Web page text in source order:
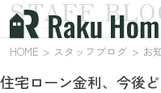
スタッフブログ
STAFF
HOME スタッフブログ お
住宅ローン金利、今後